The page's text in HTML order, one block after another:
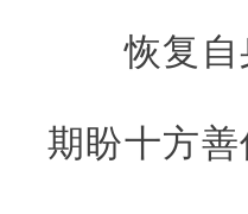
恢复
期盼十方